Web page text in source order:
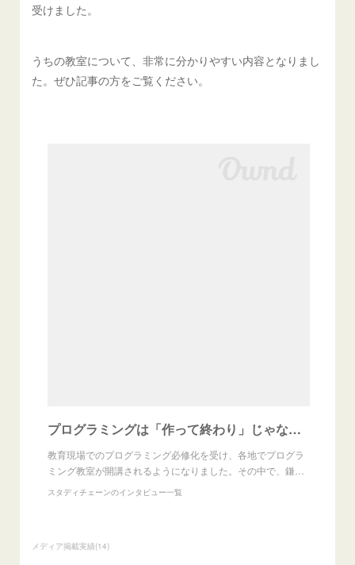
受けました。
うちの教室について、非常に分かりやすい内容となりまし
た。ぜひ記事の方をご覧ください。
プログラミングは「作って終わり」じゃない。-鎌倉駅前プログラミング教室for Kids代表の本田さんにインタビューしました！
教育現場でのプログラミング必修化を受け、各地でプログラ
ミング教室が開講されるようになりました。その中で、鎌…
スタディチェーンのインタビュー一覧
メディア掲載実績(14)